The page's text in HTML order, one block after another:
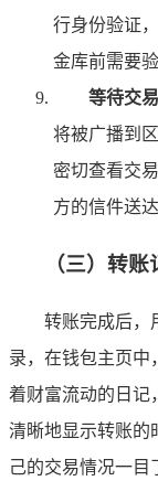
行身份验证
金库前需要
等待交
将被广播到
密切查看交
方的信件送
（三）转
转账完成后，
录，在钱包主页中
着财富流动的日记
清晰地显示转账的
己的交易情况一目